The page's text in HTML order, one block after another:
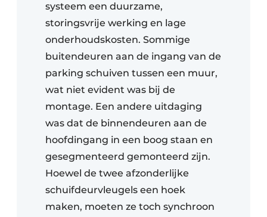
systeem een duurzame,
storingsvrije werking en lage
onderhoudskosten. Sommige
buitendeuren aan de ingang van de
parking schuiven tussen een muur,
wat niet evident was bij de
montage. Een andere uitdaging
was dat de binnendeuren aan de
hoofdingang in een boog staan en
gesegmenteerd gemonteerd zijn.
Hoewel de twee afzonderlijke
schuifdeurvleugels een hoek
maken, moeten ze toch synchroon